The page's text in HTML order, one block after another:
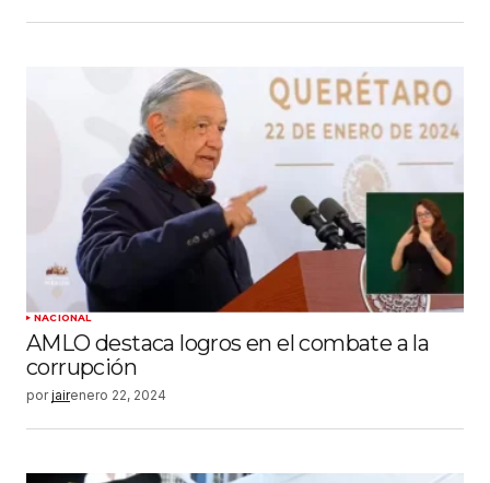
NACIONAL
AMLO destaca logros en el combate a la
corrupción
por jairenero 22, 2024